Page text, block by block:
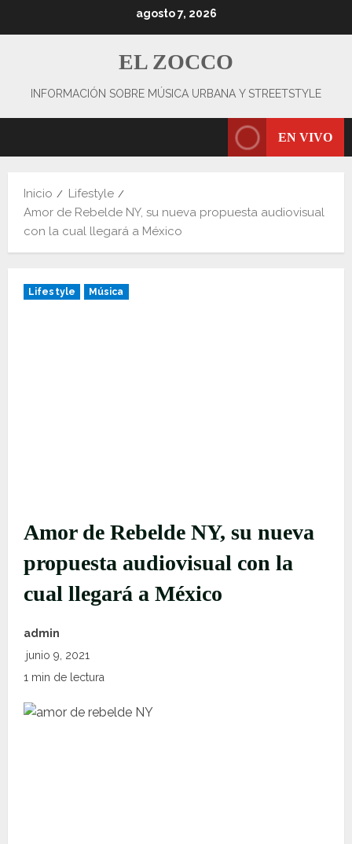
agosto 7, 2026
EL ZOCCO
INFORMACIÓN SOBRE MÚSICA URBANA Y STREETSTYLE
EN VIVO
Inicio
Lifestyle
Amor de Rebelde NY, su nueva propuesta audiovisual
con la cual llegará a México
Lifestyle Música
Amor de Rebelde NY, su nueva
propuesta audiovisual con la
cual llegará a México
admin
junio 9, 2021
1 min de lectura